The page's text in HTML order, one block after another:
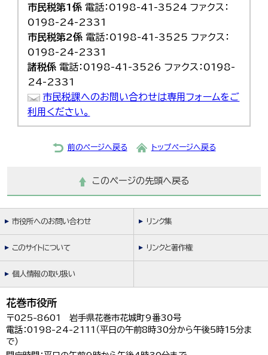
市民税第1係 電話：0198-41-3524 ファクス：
0198-24-2331
市民税第2係 電話：0198-41-3525 ファクス：
0198-24-2331
諸税係 電話：0198-41-3526 ファクス：0198-
24-2331
市民税課へのお問い合わせは専用フォームをご
利用ください。
前のページへ戻る トップページへ戻る
このページの先頭へ戻る
市役所へのお問い合わせ リンク集
このサイトについて リンクと著作権
個人情報の取り扱い
花巻市役所
〒025-8601 岩手県花巻市花城町9番30号
電話：0198-24-2111（平日の午前8時30分から午後5時15分ま
で）